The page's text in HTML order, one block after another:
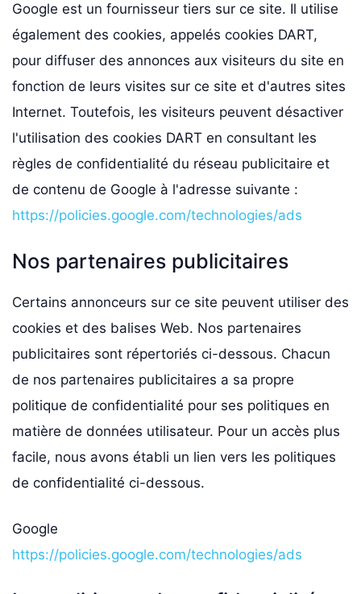
Google est un fournisseur tiers sur ce site. Il utilise
également des cookies, appelés cookies DART,
pour diffuser des annonces aux visiteurs du site en
fonction de leurs visites sur ce site et d'autres sites
Internet. Toutefois, les visiteurs peuvent désactiver
l'utilisation des cookies DART en consultant les
règles de confidentialité du réseau publicitaire et
de contenu de Google à l'adresse suivante :
https://policies.google.com/technologies/ads
Nos partenaires publicitaires
Certains annonceurs sur ce site peuvent utiliser des
cookies et des balises Web. Nos partenaires
publicitaires sont répertoriés ci-dessous. Chacun
de nos partenaires publicitaires a sa propre
politique de confidentialité pour ses politiques en
matière de données utilisateur. Pour un accès plus
facile, nous avons établi un lien vers les politiques
de confidentialité ci-dessous.
Google
https://policies.google.com/technologies/ads